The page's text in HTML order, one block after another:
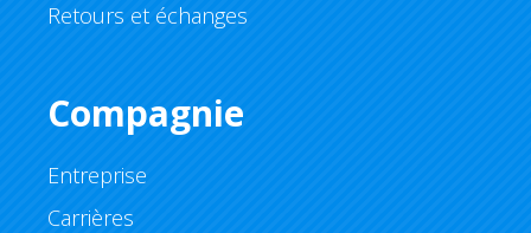
Retours et échanges
Compagnie
Entreprise
Carrières